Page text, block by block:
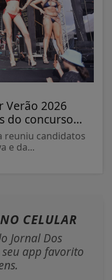
Verão 2026
do concurso...
reuniu candidatos
e da...
NO CELULAR
Jornal Dos
app favorito